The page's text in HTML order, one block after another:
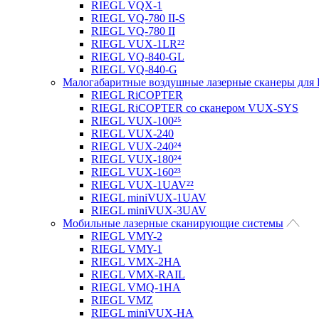
RIEGL VQX-1
RIEGL VQ-780 II-S
RIEGL VQ-780 II
RIEGL VUX-1LR²²
RIEGL VQ-840-GL
RIEGL VQ-840-G
Малогабаритные воздушные лазерные сканеры
RIEGL RiCOPTER
RIEGL RiCOPTER со сканером VUX-SYS
RIEGL VUX-100²⁵
RIEGL VUX-240
RIEGL VUX-240²⁴
RIEGL VUX-180²⁴
RIEGL VUX-160²³
RIEGL VUX-1UAV²²
RIEGL miniVUX-1UAV
RIEGL miniVUX-3UAV
Мобильные лазерные сканирующие системы
RIEGL VMY-2
RIEGL VMY-1
RIEGL VMX-2HA
RIEGL VMX-RAIL
RIEGL VMQ-1HA
RIEGL VMZ
RIEGL miniVUX-HA